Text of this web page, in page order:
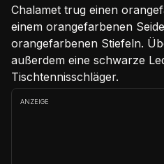
Chalamet trug einen
einem orangefarbenen
orangefarbenen Stiefeln.
außerdem eine schwarze
Tischtennisschläger.
ANZEIGE